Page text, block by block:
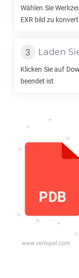
Wählen Sie
EXR bild zu
Laden
Klicken Sie auf
beendet ist.